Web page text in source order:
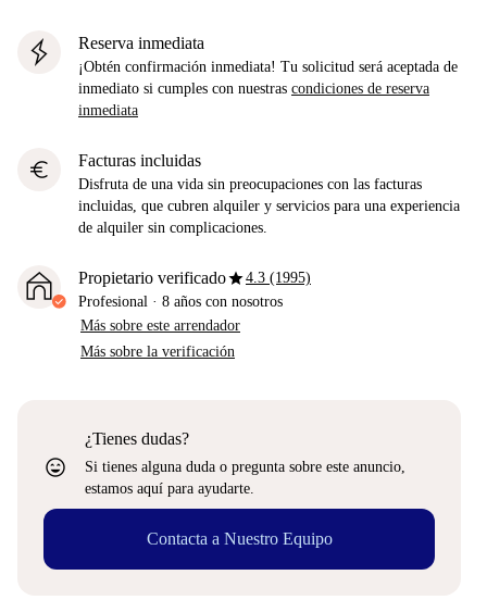
Reserva inmediata
¡Obtén confirmación inmediata! Tu solicitud será aceptada de
inmediato si cumples con nuestras condiciones de reserva
inmediata
euro Facturas incluidas
Disfruta de una vida sin preocupaciones con las facturas
incluidas, que cubren alquiler y servicios para una experiencia
de alquiler sin complicaciones.
Propietario verificadostar4.3 (1995)
Profesional · 8 años con nosotros
Más sobre este arrendador
Más sobre la verificación
sentiment_very_satisfied
¿Tienes dudas?
Si tienes alguna duda o pregunta sobre este anuncio,
estamos aquí para ayudarte.
Contacta a Nuestro Equipo